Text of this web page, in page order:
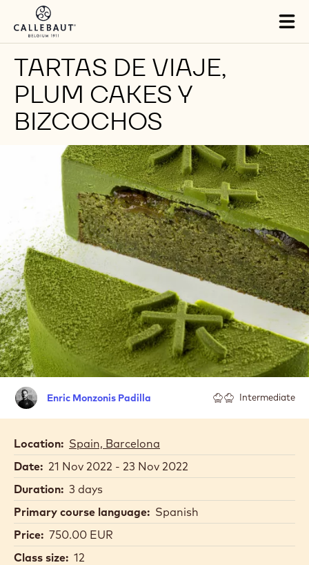
Skip to main content
TARTAS DE VIAJE,
PLUM CAKES Y
BIZCOCHOS
Enric
Monzonis
Enric Monzonis Padilla Intermediate
Location: Spain, Barcelona
Date: 21 Nov 2022 - 23 Nov 2022
Duration: 3 days
Primary course language: Spanish
Price: 750.00 EUR
Class size: 12